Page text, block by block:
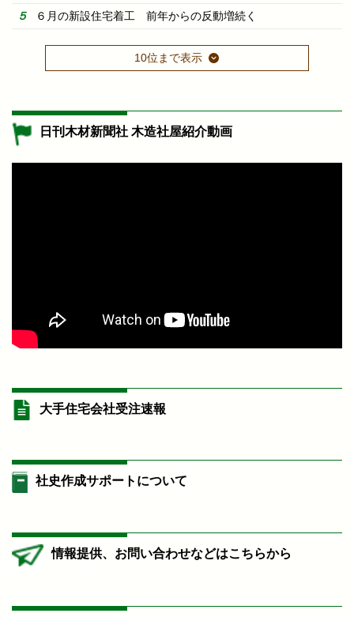
６月の新設住宅着工 前年からの反動増続く
10位まで表示
日刊木材新聞社 木造社屋紹介動画
大手住宅会社受注速報
社史作成サポートについて
情報提供、お問い合わせなどはこちらから